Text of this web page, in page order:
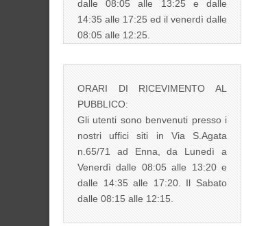
dalle 08:05 alle 13:25 e dalle
14:35 alle 17:25 ed il venerdì dalle
08:05 alle 12:25.
ORARI DI RICEVIMENTO AL
PUBBLICO:
Gli utenti sono benvenuti presso i
nostri uffici siti in Via S.Agata
n.65/71 ad Enna, da Lunedì a
Venerdì dalle 08:05 alle 13:20 e
dalle 14:35 alle 17:20. Il Sabato
dalle 08:15 alle 12:15.